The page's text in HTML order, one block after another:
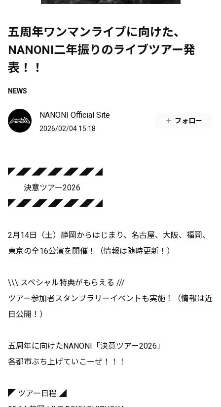
五周年ワンマンライブに向けた、
NANONI二年振りのライブツアー発
表！！
NEWS
NANONI Official Site
2026/02/04 15:18
フォロー
◤◢◤◢◤◢◤◢◤◢◤◢
決意ツアー2026
◤◢◤◢◤◢◤◢◤◢◤◢
2月14日（土）静岡からはじまり、名古屋、大阪、福岡、
東京の全16公演を開催！（情報は随時更新！）
\\\ スペシャル特典がもらえる ///
ツアー参加者スタンプラリーイベントも実施！（情報は近
日公開！）
五周年に向けたNANONI「決意ツアー2026」
各都市ぶち上げていこーぜ！！！
◤ ツアー日程 ◢